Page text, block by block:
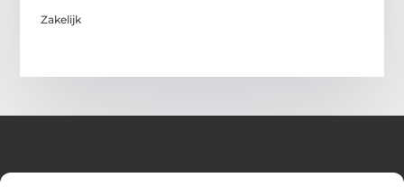
Zakelijk